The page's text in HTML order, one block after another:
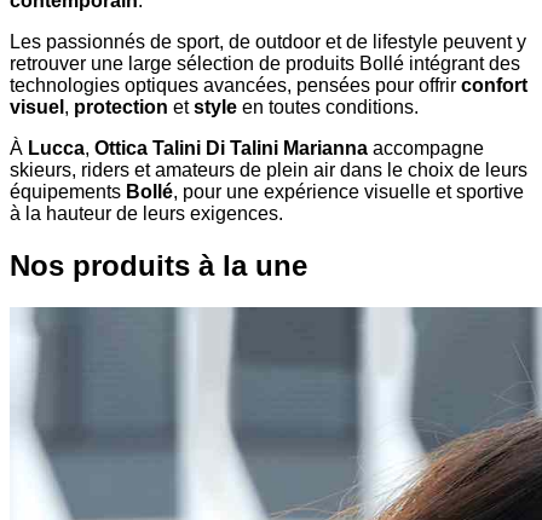
Les passionnés de sport, de outdoor et de lifestyle peuvent y
retrouver une large sélection de produits Bollé intégrant des
technologies optiques avancées, pensées pour offrir confort
visuel , protection etstyle en toutes conditions.
À Lucca, Ottica Talini Di Talini Marianna accompagne
skieurs, riders et amateurs de plein air dans le choix de leurs
équipements Bollé, pour une expérience visuelle et sportive
à la hauteur de leurs exigences.
Nos produits à la une